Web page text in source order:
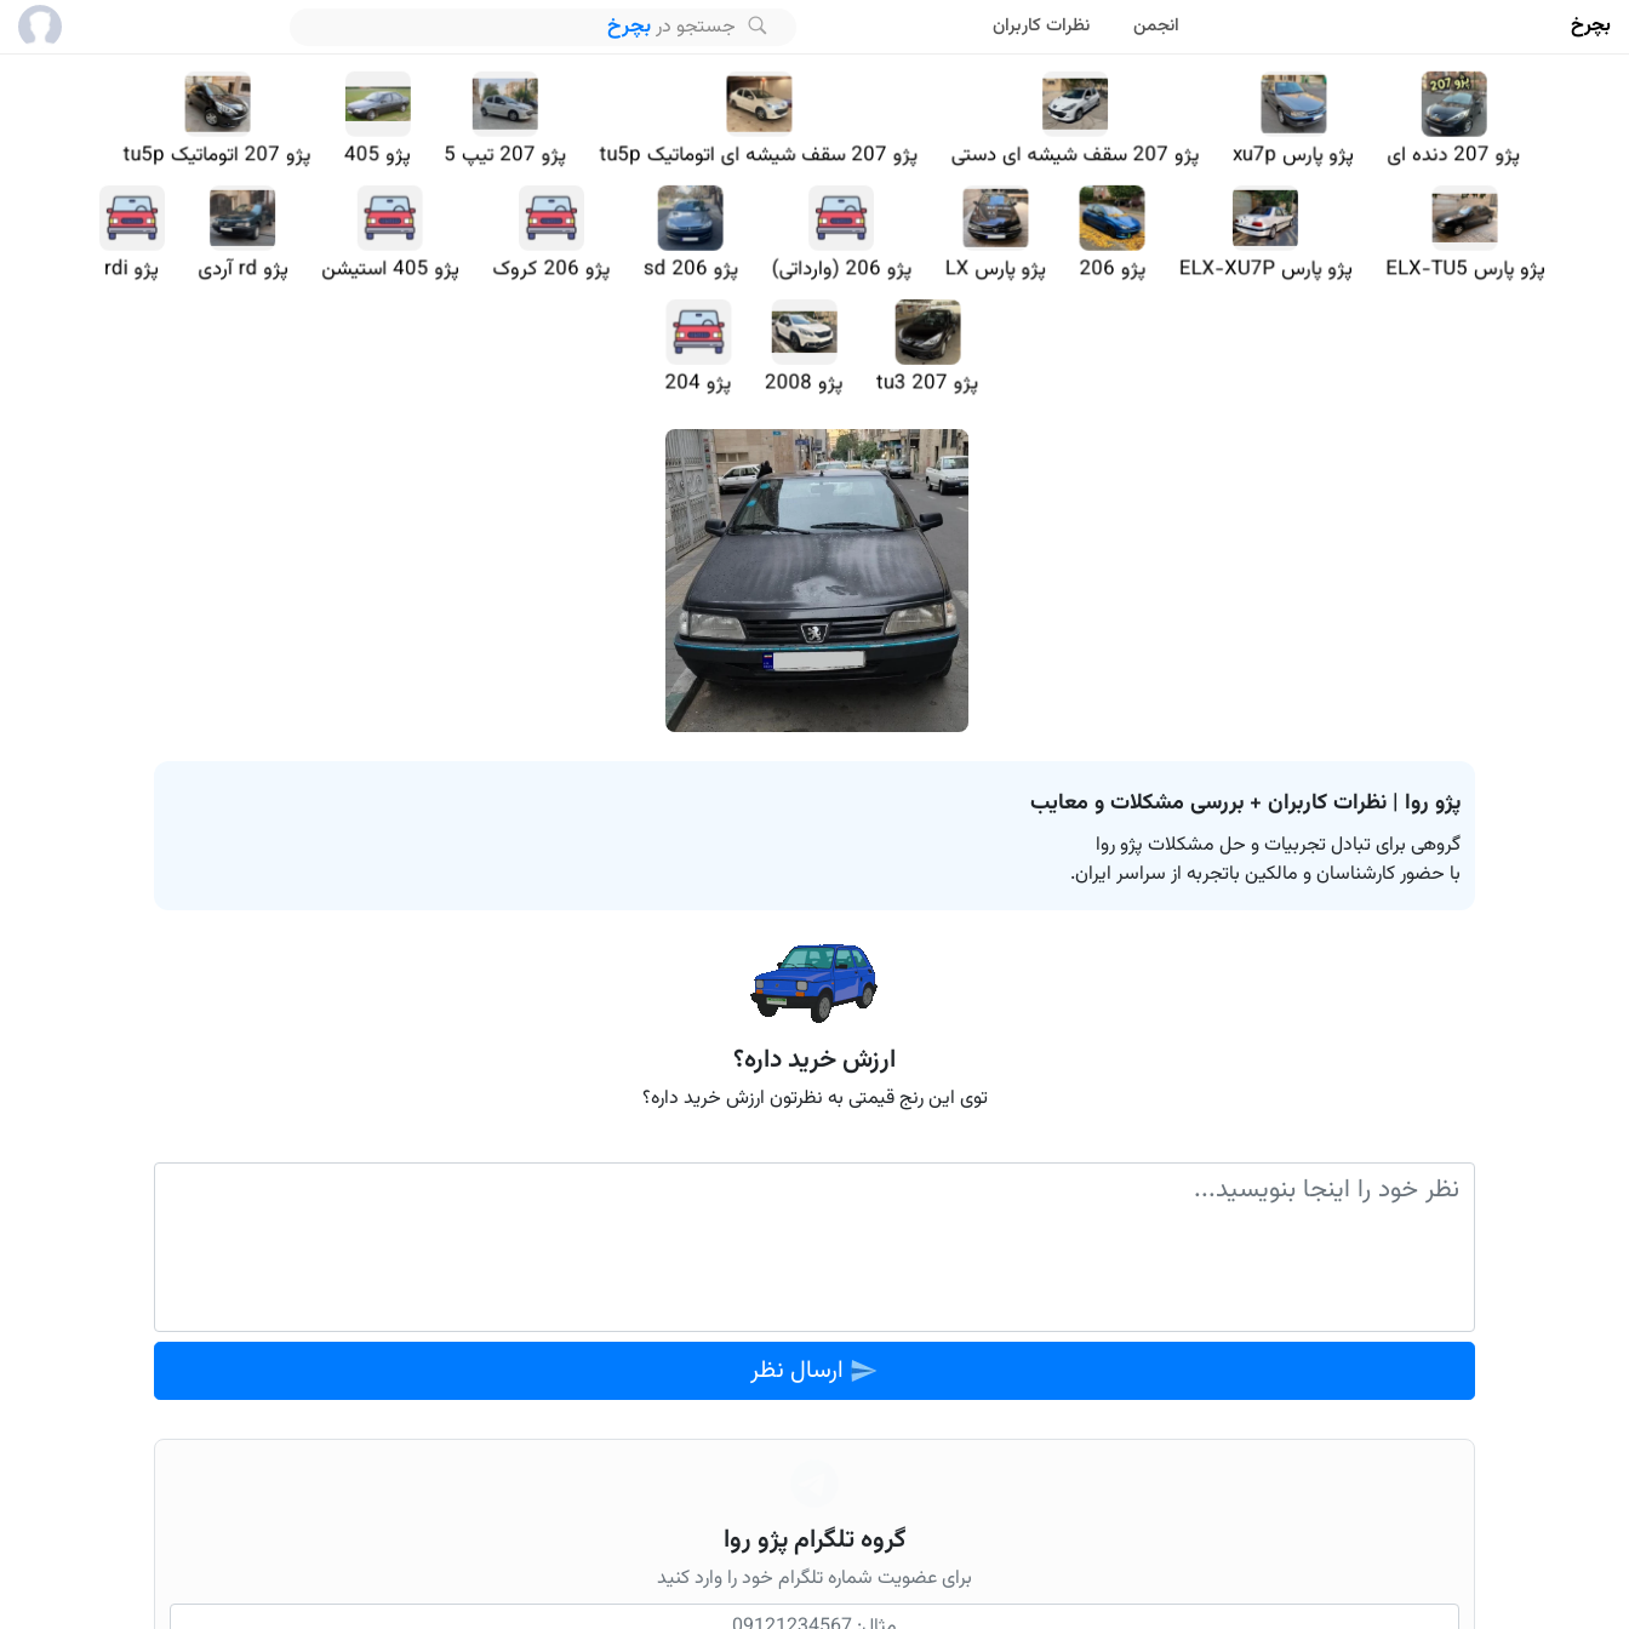
بچرخ انجمن نظرات کاربران جستجو دربچرخ
پژو 207 دنده ای پژو پارس xu7p پژو 207 سقف شیشه ای دستی پژو 207 سقف شیشه ای اتوماتیک tu5p پژو 207 تیپ 5 پژو 405 پژو 207 اتوماتیک tu5p
پژو پارس ELX-TU5 پژو پارس ELX-XU7P پژو 206 پژو پارس LX پژو 206 (وارداتی) پژو 206 sd پژو 206 کروک پژو 405 استیشن پژو rd آردی پژو rdi
پژو 207 tu3 پژو 2008 پژو 204
پژو روا | نظرات کاربران + بررسی مشکلات و معایب
با حضور کارشناسان و مالکین باتجربه از سراسر ایران.
ارزش خرید داره؟
توی این رنج قیمتی به نظرتون ارزش خرید داره؟
گروه تلگرام پژو روا
برای عضویت شماره تلگرام خود را وارد کنید